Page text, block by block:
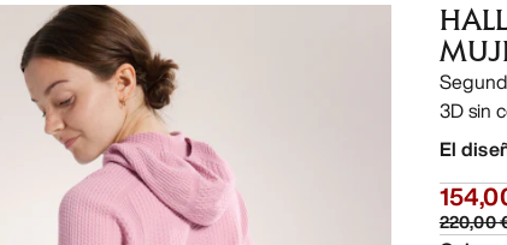
3D sin
El
220,00